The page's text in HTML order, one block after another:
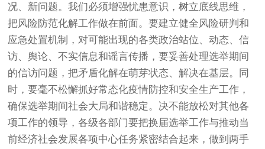
况、新问题。我们必须增强忧患意识，树立底线思维，
把风险防范化解工作做在前面。要建立健全风险研判和
应急处置机制，对可能出现的各类政治站位、动态、信
访、舆论、不实信息和谣言传播，要妥善处理选举期间
的信访问题，把矛盾化解在萌芽状态、解决在基层。同
时，要毫不松懈抓好常态化疫情防控和安全生产工作，
确保选举期间社会大局和谐稳定。决不能放松对其他各
项工作的领导，各级各部门要把换届选举工作与推动当
前经济社会发展各项中心任务紧密结合起来，做到两手